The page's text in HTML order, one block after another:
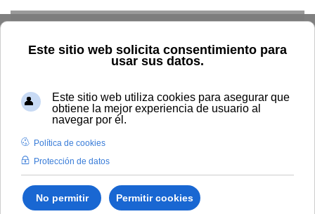
Inicio Estudiar Oferta académica
Tipo/Formato
Vídeo/ Grabación videoconferencia
https://youtu.be/-b2jg2SnO58